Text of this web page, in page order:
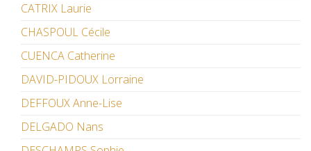
CATRIX Laurie
CHASPOUL Cécile
CUENCA Catherine
DAVID-PIDOUX Lorraine
DEFFOUX Anne-Lise
DELGADO Nans